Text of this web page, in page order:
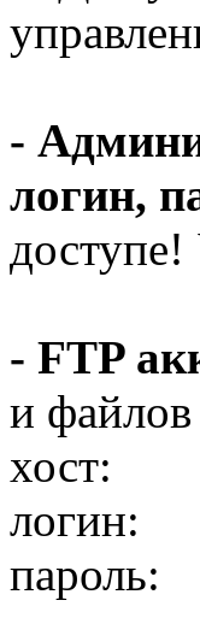
-
логин,
- FTP
и
хост:
логин:
пароль: